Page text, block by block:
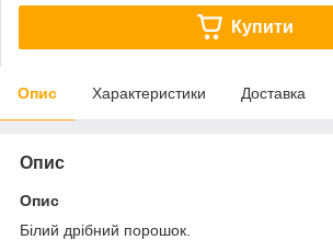
Купити
Опис Характеристики Доставка
Опис
Опис
Білий дрібний порошок.